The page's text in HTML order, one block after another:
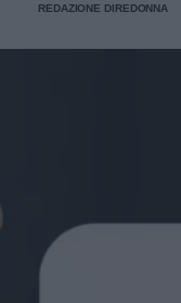
REDAZIONE DIREDONNA